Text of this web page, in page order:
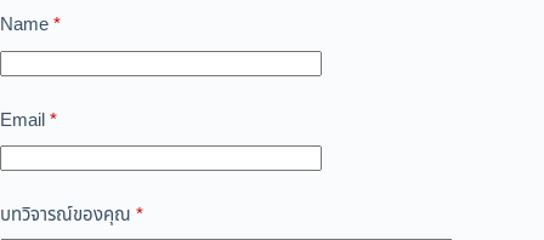
Name*
Email*
บทวิจารณ์ของคุณ *